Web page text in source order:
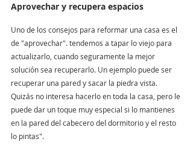
Aprovechar y recupera espacios
Uno de los consejos para reformar una casa es el
de "aprovechar". tendemos a tapar lo viejo para
actualizarlo, cuando seguramente la mejor
solución sea recuperarlo. Un ejemplo puede ser
recuperar una pared y sacar la piedra vista.
Quizás no interesa hacerlo en toda la casa, pero le
puede dar un toque muy especial si lo mantienes
en la pared del cabecero del dormitorio y el resto
lo pintas".